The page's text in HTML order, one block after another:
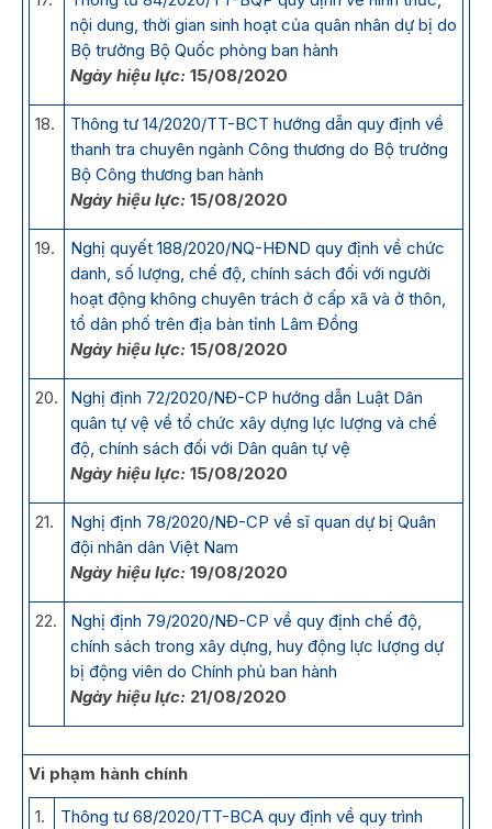
nội dung, thời gian sinh hoạt của quân nhân dự bị do
Bộ trưởng Bộ Quốc phòng ban hành
Ngày hiệu lực: 15/08/2020
18.
Thông tư 14/2020/TT-BCT hướng dẫn quy định về
thanh tra chuyên ngành Công thương do Bộ trưởng
Bộ Công thương ban hành
Ngày hiệu lực: 15/08/2020
19.
Nghị quyết 188/2020/NQ-HĐND quy định về chức
danh, số lượng, chế độ, chính sách đối với người
hoạt động không chuyên trách ở cấp xã và ở thôn,
tổ dân phố trên địa bàn tỉnh Lâm Đồng
Ngày hiệu lực: 15/08/2020
20.
Nghị định 72/2020/NĐ-CP hướng dẫn Luật Dân
quân tự vệ về tổ chức xây dựng lực lượng và chế
độ, chính sách đối với Dân quân tự vệ
Ngày hiệu lực: 15/08/2020
21.
Nghị định 78/2020/NĐ-CP về sĩ quan dự bị Quân
đội nhân dân Việt Nam
Ngày hiệu lực: 19/08/2020
22.
Nghị định 79/2020/NĐ-CP về quy định chế độ,
chính sách trong xây dựng, huy động lực lượng dự
bị động viên do Chính phủ ban hành
Ngày hiệu lực: 21/08/2020
Vi phạm hành chính
1. Thông tư 68/2020/TT-BCA quy định về quy trình